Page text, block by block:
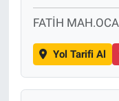
FATİH
Yol Tarifi Al